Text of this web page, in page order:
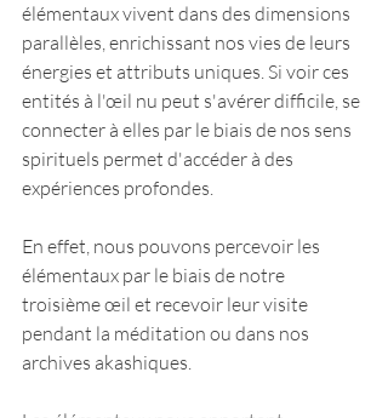
élémentaux vivent dans des dimensions
parallèles, enrichissant nos vies de leurs
énergies et attributs uniques. Si voir ces
entités à l'œil nu peut s'avérer difficile, se
connecter à elles par le biais de nos sens
spirituels permet d'accéder à des
expériences profondes.
En effet, nous pouvons percevoir les
élémentaux par le biais de notre
troisième œil et recevoir leur visite
pendant la méditation ou dans nos
archives akashiques.